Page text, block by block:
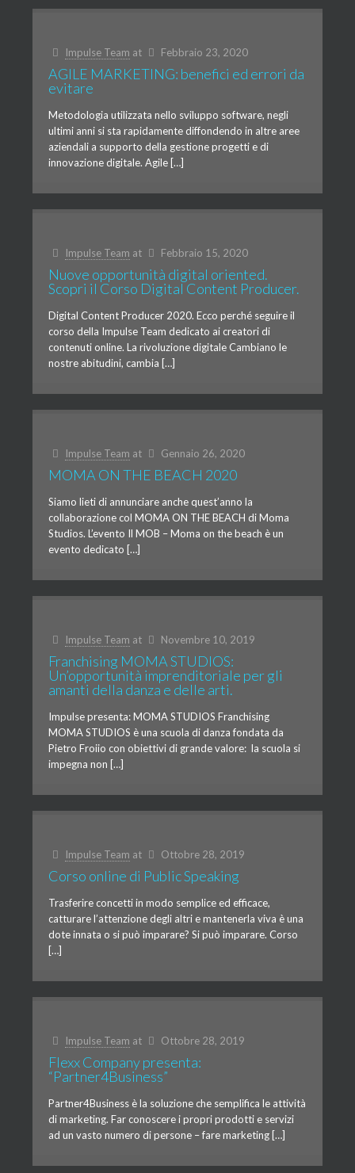
Impulse Team at Febbraio 23, 2020
AGILE MARKETING: benefici ed errori da
evitare
Metodologia utilizzata nello sviluppo software, negli
ultimi anni si sta rapidamente diffondendo in altre aree
aziendali a supporto della gestione progetti e di
innovazione digitale. Agile […]
Impulse Team at Febbraio 15, 2020
Nuove opportunità digital oriented.
Scopri il Corso Digital Content Producer.
Digital Content Producer 2020. Ecco perché seguire il
corso della Impulse Team dedicato ai creatori di
contenuti online. La rivoluzione digitale Cambiano le
nostre abitudini, cambia […]
Impulse Team at Gennaio 26, 2020
MOMA ON THE BEACH 2020
Siamo lieti di annunciare anche quest’anno la
collaborazione col MOMA ON THE BEACH di Moma
Studios. L’evento Il MOB – Moma on the beach è un
evento dedicato […]
Impulse Team at Novembre 10, 2019
Franchising MOMA STUDIOS:
Un’opportunità imprenditoriale per gli
amanti della danza e delle arti.
Impulse presenta: MOMA STUDIOS Franchising
MOMA STUDIOS è una scuola di danza fondata da
Pietro Froiio con obiettivi di grande valore: la scuola si
impegna non […]
Impulse Team at Ottobre 28, 2019
Corso online di Public Speaking
Trasferire concetti in modo semplice ed efficace,
catturare l’attenzione degli altri e mantenerla viva è una
dote innata o si può imparare? Si può imparare. Corso
[…]
Impulse Team at Ottobre 28, 2019
Flexx Company presenta:
“Partner4Business”
Partner4Business è la soluzione che semplifica le attività
di marketing. Far conoscere i propri prodotti e servizi
ad un vasto numero di persone – fare marketing […]